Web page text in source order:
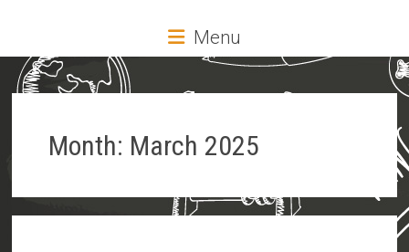
Menu
Month: March 2025